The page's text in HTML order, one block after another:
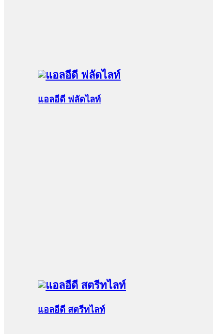
แอลอีดี ฟลัดไลท์
แอลอีดี สตรีทไลท์